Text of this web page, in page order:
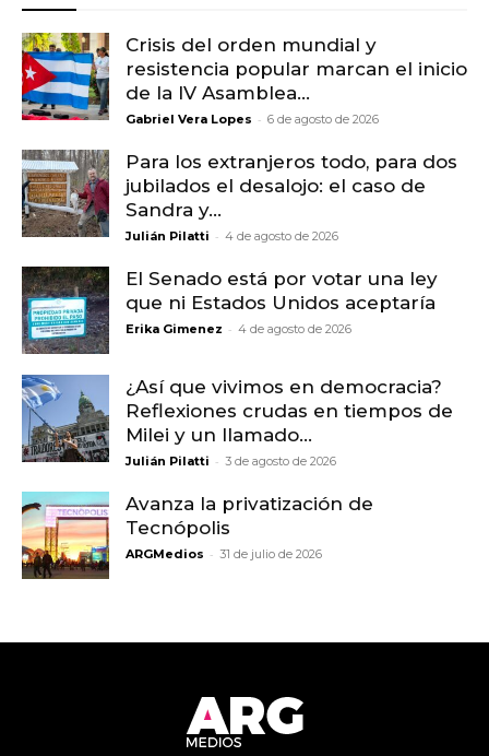
Crisis del orden mundial y
resistencia popular marcan el inicio
de la IV Asamblea...
Gabriel Vera Lopes - 6 de agosto de 2026
Para los extranjeros todo, para dos
jubilados el desalojo: el caso de
Sandra y...
Julián Pilatti - 4 de agosto de 2026
El Senado está por votar una ley
que ni Estados Unidos aceptaría
Erika Gimenez - 4 de agosto de 2026
¿Así que vivimos en democracia?
Reflexiones crudas en tiempos de
Milei y un llamado...
Julián Pilatti - 3 de agosto de 2026
Avanza la privatización de
Tecnópolis
ARGMedios - 31 de julio de 2026